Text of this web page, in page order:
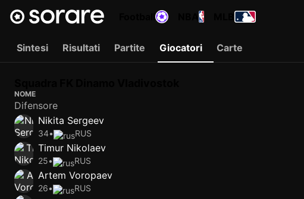
Sintesi Risultati Partite Giocatori Carte
NOME
Difensore
Nikita Sergeev
34• RUS
Timur Nikolaev
25• RUS
Artem Voropaev
26• RUS